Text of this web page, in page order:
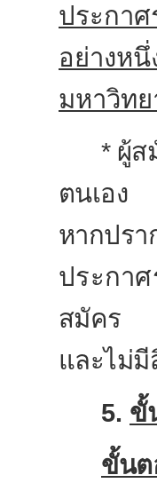
ประกา
อย่างหนึ่
มหาวิท
* ผู้
ตนเอง
หากปรา
ประกา
สมัคร
และไม่
5. ขั้
ขั้นต